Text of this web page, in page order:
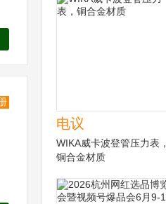
电议
WIKA威卡波登管压力表，
铜合金材质